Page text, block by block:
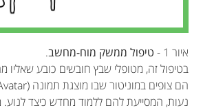
איור 1 - טיפול ממשק מוח-מחשב.
בטיפול זה, מטופלי שבץ חובשים כובע שאליו
נעות, המסייעת להם ללמוד מחדש כיצד